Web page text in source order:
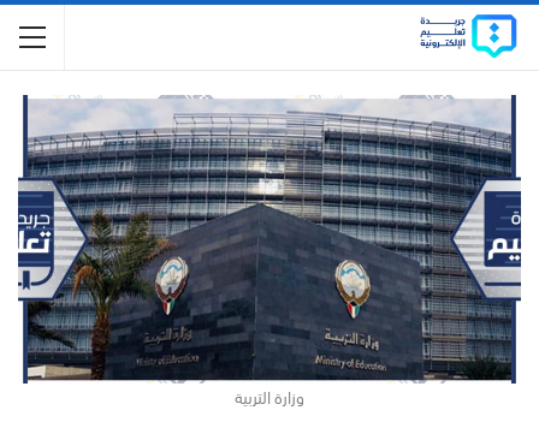
وزارة التربية